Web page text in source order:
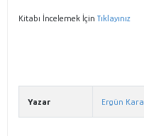
Kitabı İncelemek İçin Tıklayınız
Yazar Ergün Kara